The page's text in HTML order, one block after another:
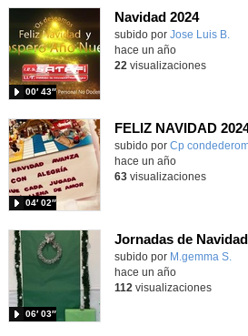
Navidad 2024
subido por Jose Luis B.
00′ 43″
hace un año
22 visualizaciones
Contenido educativo.
subido por Cp
04′ 02″
hace un año
63visualizaciones
Jornadas de
Contenido educativo.
subido por M.gemma S.
06′ 03″
hace un año
112 visualizaciones